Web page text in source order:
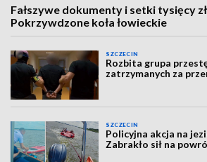
Fałszywe dokumenty i setki tysięcy
Pokrzywdzone koła łowieckie
SZCZECIN
Rozbita grupa
zatrzymanych za
SZCZECIN
Policyjna akcja na
Zabrakło sił na